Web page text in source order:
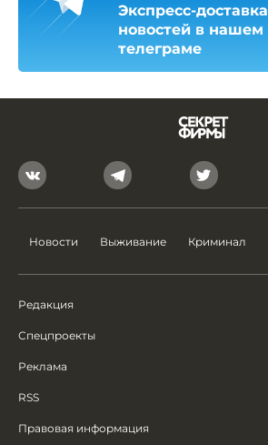
Экспресс-доставка
новостей в нашем
телеграме
Новости Выживание Криминал
Редакция
Спецпроекты
Реклама
RSS
Правовая информация